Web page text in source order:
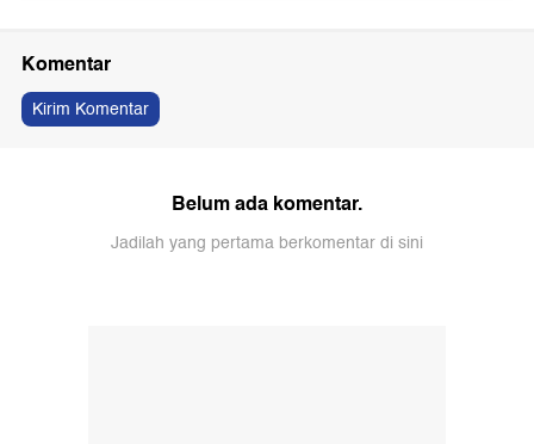
Komentar
Kirim Komentar
Belum ada komentar.
Jadilah yang pertama berkomentar di sini